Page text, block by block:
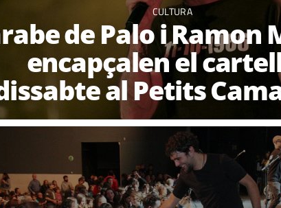
CULTURA
de Palo i Ramon
encapçalen el
al Petits